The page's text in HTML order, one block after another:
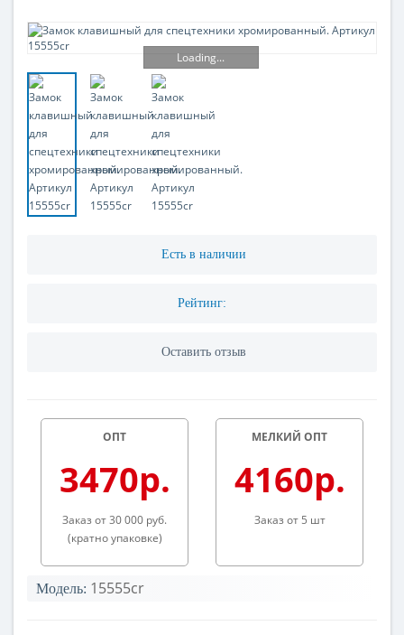
Loading...
Есть в наличии
Рейтинг:
Оставить отзыв
ОПТ
3470р.
Заказ от 30 000 руб.
(кратно упаковке)
МЕЛКИЙ ОПТ
4160р.
Заказ от 5 шт
Модель: 15555cr